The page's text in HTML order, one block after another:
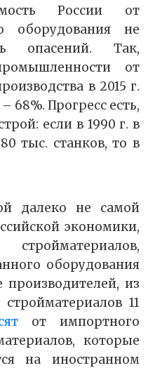
России от
оборудования не
опасений. Так,
от
в 2015 г.
68%. Прогресс есть,
если в 1990 г. в
тыс. станков, то в
далеко не самой
экономики,
оборудования
производителей, из
11
от импортного
которые
на иностранном